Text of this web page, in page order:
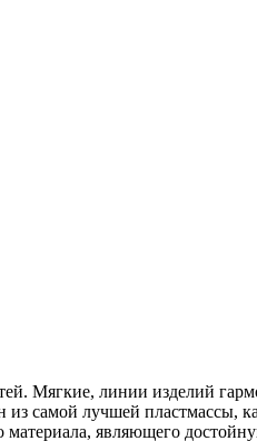
Мягкие, линии изделий
из самой лучшей пластмассы,
являющего